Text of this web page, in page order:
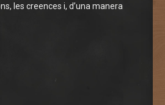
les creences i, d’una manera